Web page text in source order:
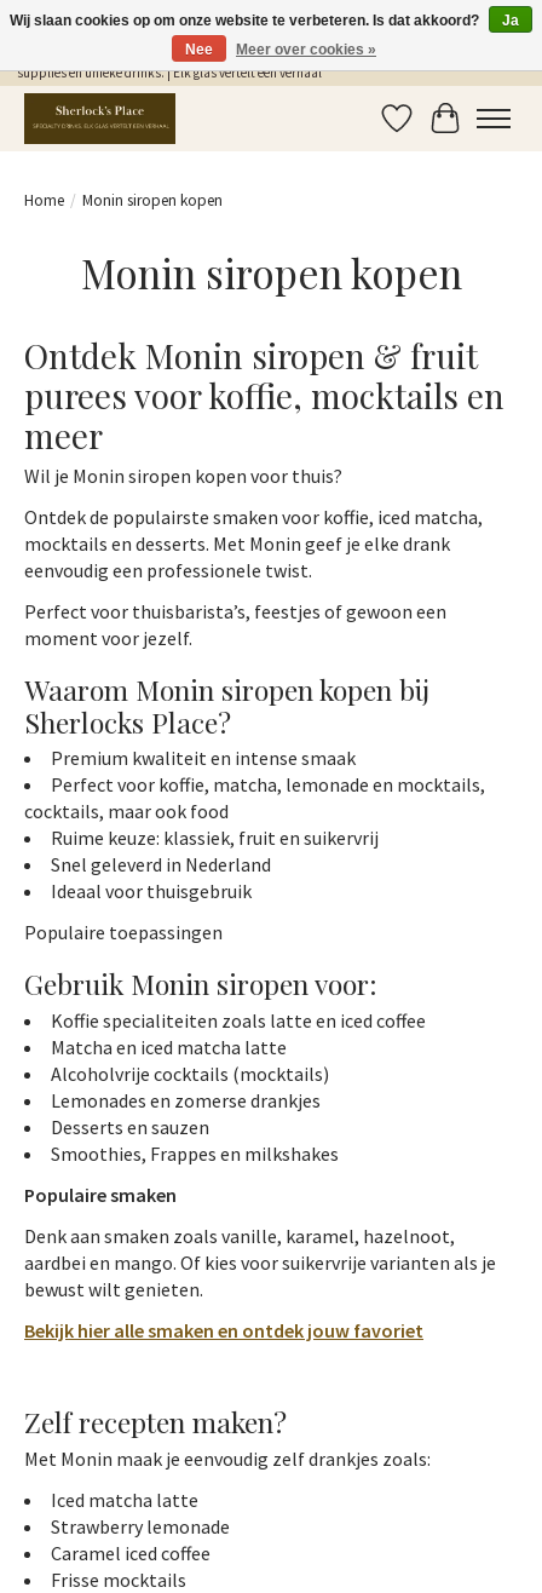
Gratis Verzending in NL vanaf €75,- | Sherlocks Place: dé plek voor MONIN siropen, bar
supplies en unieke drinks. | Elk glas vertelt een verhaal
Verlanglijst
Home / Monin siropen kopen
Monin siropen kopen
Ontdek Monin siropen & fruit
purees voor koffie, mocktails en
meer
Wil je Monin siropen kopen voor thuis?
Ontdek de populairste smaken voor koffie, iced matcha,
mocktails en desserts. Met Monin geef je elke drank
eenvoudig een professionele twist.
Perfect voor thuisbarista’s, feestjes of gewoon een
moment voor jezelf.
Waarom Monin siropen kopen bij
Sherlocks Place?
Premium kwaliteit en intense smaak
Perfect voor koffie, matcha, lemonade en mocktails,
cocktails, maar ook food
Ruime keuze: klassiek, fruit en suikervrij
Snel geleverd in Nederland
Ideaal voor thuisgebruik
Populaire toepassingen
Gebruik Monin siropen voor:
Koffie specialiteiten zoals latte en iced coffee
Matcha en iced matcha latte
Alcoholvrije cocktails (mocktails)
Lemonades en zomerse drankjes
Desserts en sauzen
Smoothies, Frappes en milkshakes
Populaire smaken
Denk aan smaken zoals vanille, karamel, hazelnoot,
aardbei en mango. Of kies voor suikervrije varianten als je
bewust wilt genieten.
Bekijk hier alle smaken en ontdek jouw favoriet
Zelf recepten maken?
Met Monin maak je eenvoudig zelf drankjes zoals:
Iced matcha latte
Strawberry lemonade
Caramel iced coffee
Frisse mocktails
Wij slaan cookies op om onze website te verbeteren. Is dat akkoord?
Ja
Nee
Meer over cookies »